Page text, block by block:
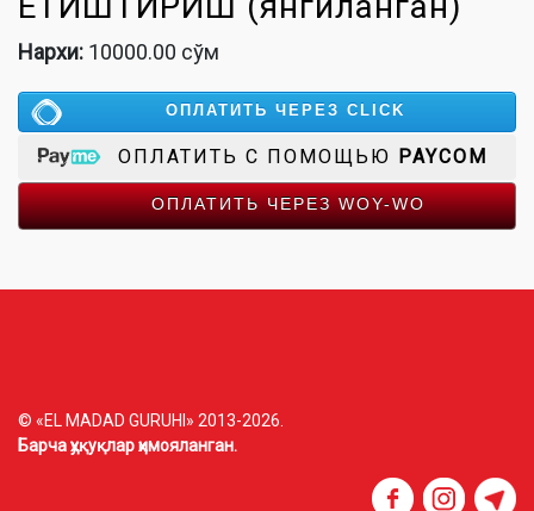
Нархи: 10000.00 сўм
ОПЛАТИТЬ ЧЕРЕЗ CLICK
ОПЛАТИТЬ С ПОМОЩЬЮ PAYCOM
ОПЛАТИТЬ ЧЕРЕЗ WOY-WO
© «EL MADAD GURUHI» 2013-2026.
Барча ҳуқуқлар ҳимояланган.